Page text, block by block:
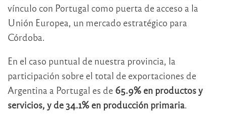
vínculo con Portugal como puerta de acceso a la
Unión Europea, un mercado estratégico para
Córdoba.
En el caso puntual de nuestra provincia, la
participación sobre el total de exportaciones de
Argentina a Portugal es de 65.9% en productos y
servicios, y de 34.1% en producción primaria.